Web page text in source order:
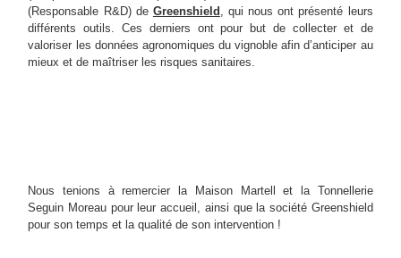
(Responsable R&D) de Greenshield , qui nous ont présenté leurs
différents outils. Ces derniers ont pour but de collecter et de
valoriser les données agronomiques du vignoble afin d’anticiper au
mieux et de maîtriser les risques sanitaires.
Nous tenions à remercier la Maison Martell et la Tonnellerie
Seguin Moreau pour leur accueil, ainsi que la société Greenshield
pour son temps et la qualité de son intervention !